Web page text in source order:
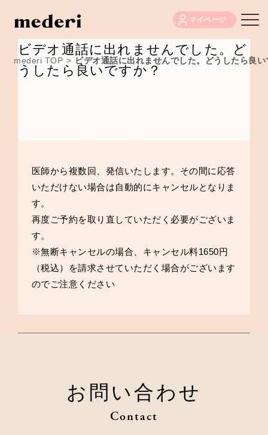
マイページ
mederi TOP > ビデオ通話に出れませんでした。どうしたら良
ビデオ通話に出れませんでした。ど
うしたら良いですか？
医師から複数回、発信いたします。その間に応答
いただけない場合は自動的にキャンセルとなりま
す。
再度ご予約を取り直していただく必要がございま
す。
※無断キャンセルの場合、キャンセル料1650円
（税込）を請求させていただく場合がございます
のでご注意ください
お問い合わせ
Contact